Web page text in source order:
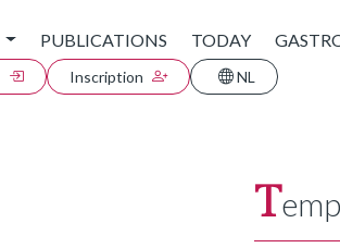
PUBLICATIONS TODAY
Inscription NL
T